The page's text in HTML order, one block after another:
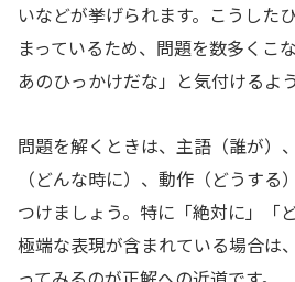
いなどが挙げられます。こうした
まっているため、問題を数多くこ
あのひっかけだな」と気付けるよ
問題を解くときは、主語（誰が）
（どんな時に）、動作（どうする
つけましょう。特に「絶対に」「
極端な表現が含まれている場合は